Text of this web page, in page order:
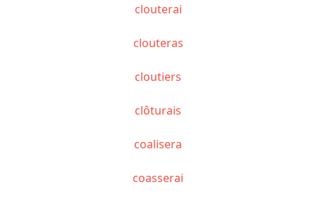
clouterai
clouteras
cloutiers
clôturais
coalisera
coasserai